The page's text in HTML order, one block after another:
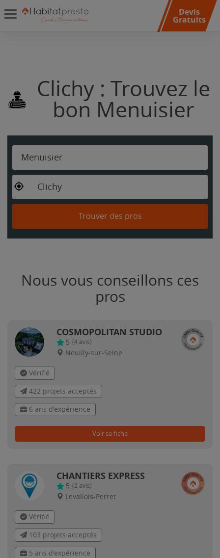
Devis
Gratuits
Clichy : Trouvez le
bon Menuisier
Menuisier
Clichy
Trouver des pros
Nous vous conseillons ces
pros
COSMOPOLITAN STUDIO
5 (4 avis)
Neuilly-sur-Seine
Vérifié
422 projets acceptés
6 ans d'expérience
Voir sa fiche
CHANTIERS EXPRESS
5 (2 avis)
Levallois-Perret
Vérifié
103 projets acceptés
5 ans d'expérience